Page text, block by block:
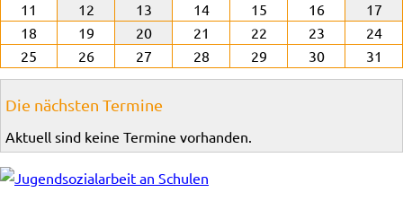
11
12 13 14 15 16
17
18
19 20 21 22 23
24
25
26 27 28 29 30 31
Die nächsten Termine
Aktuell sind keine Termine vorhanden.